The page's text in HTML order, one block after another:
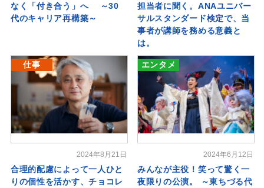
なく「付き合う」へ ～30
代のキャリア再構築～
担当者に聞く。ANAユニバー
サルスタンダード検定で、当
事者が講師を務める意義と
は。
仕事
2024年8月21日
合理的配慮によって一人ひと
りの個性を活かす、チョコレ
エンタメ
2024年6月12日
みんなが主役！笑って驚く一
夜限りの公演。 ～東ちづる代